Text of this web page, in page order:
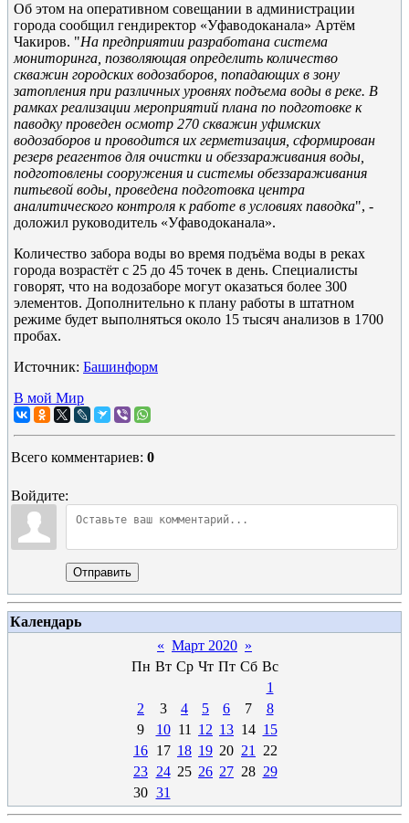
Об этом на оперативном совещании в администрации
города сообщил гендиректор «Уфаводоканала» Артём
Чакиров. "На предприятии разработана система
мониторинга, позволяющая определить количество
скважин городских водозаборов, попадающих в зону
затопления при различных уровнях подъема воды в реке. В
рамках реализации мероприятий плана по подготовке к
паводку проведен осмотр 270 скважин уфимских
водозаборов и проводится их герметизация, сформирован
резерв реагентов для очистки и обеззараживания воды,
подготовлены сооружения и системы обеззараживания
питьевой воды, проведена подготовка центра
аналитического контроля к работе в условиях паводка", -
доложил руководитель «Уфаводоканала».
Количество забора воды во время подъёма воды в реках
города возрастёт с 25 до 45 точек в день. Специалисты
говорят, что на водозаборе могут оказаться более 300
элементов. Дополнительно к плану работы в штатном
режиме будет выполняться около 15 тысяч анализов в 1700
пробах.
Источник: Башинформ
В мой Мир
Всего комментариев: 0
Войдите:
Отправить
Календарь
« Март 2020 »
Пн Вт Ср Чт Пт Сб Вс
1
2
3 4 5 6 7
8
9
10 11 12 13 14 15
16 17 18 19 20 21
22
23 24 25 26 27 28 29
30 31